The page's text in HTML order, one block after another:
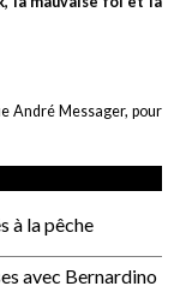
André Messager, pour
à la pêche
avec Bernardino